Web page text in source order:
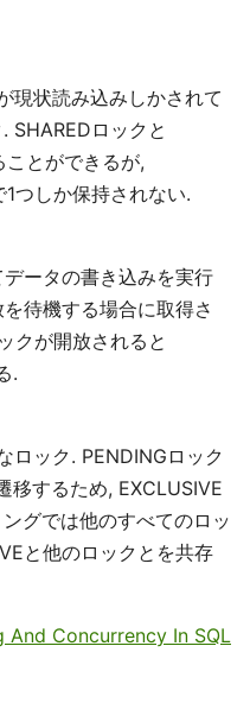
現状読み込みしかされて
SHAREDロックと
ことができるが,
つしか保持されない.
ータの書き込みを実行
待機する場合に取得さ
クが開放されると
.
ロック. PENDINGロック
移するため, EXCLUSIVE
グでは他のすべてのロッ
と他のロックとを共存
Concurrency In SQL